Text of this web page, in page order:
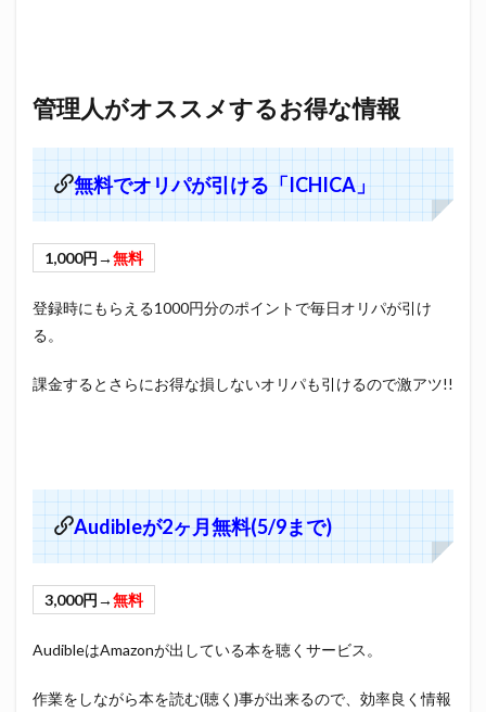
管理人がオススメするお得な情報
無料でオリパが引ける「ICHICA」
1,000円→無料
登録時にもらえる1000円分のポイントで毎日オリパが引け
る。
課金するとさらにお得な損しないオリパも引けるので激アツ!!
Audibleが2ヶ月無料(5/9まで)
3,000円→無料
AudibleはAmazonが出している本を聴くサービス。
作業をしながら本を読む(聴く)事が出来るので、効率良く情報